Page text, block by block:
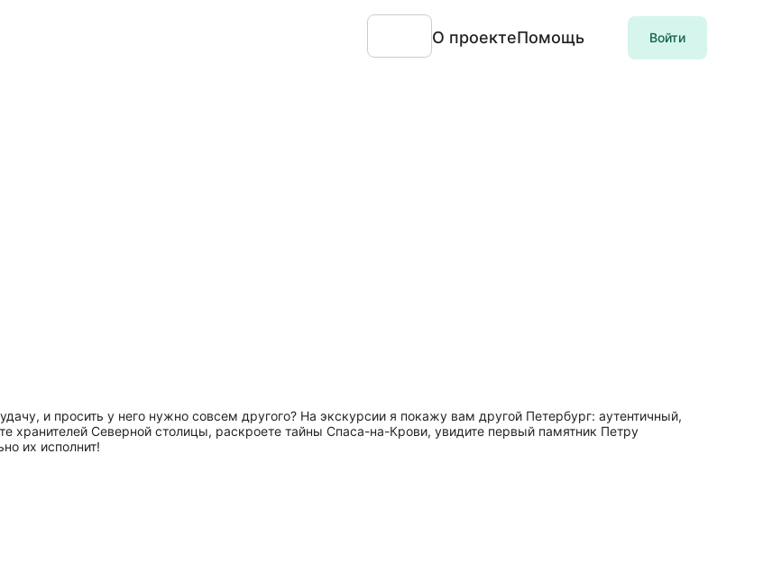
О проектеПомощь Войти
и просить у него нужно совсем другого? На экскурсии я покажу вам другой Петербург: аутентичный,
Северной столицы, раскроете тайны Спаса-на-Крови, увидите первый памятник Петру
их исполнит!